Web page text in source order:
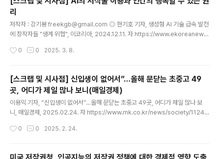
강화하는 정부의 세제 개편안에 대해 여당이 재검토에 들어간 것은 이재..
리
저작자 : 강기봉 freekgb@gmail.com ◎ 현기호 기자, 생성형 AI 기술 급속 발전
에 창작자들 "생계 위협", 이코리아, 2024.12.11. 자 https://www.ekoreanews.
의체 “TDM 면책 규정 도입 필요”, 헤럴드경제, 2024.12.13 자 https://biz.heral
ext and Data Mining, TDM)과 생성형 AI의 산출물은 단순한 통계적 자료와 기존
작품의 기법이나 내용..
0 0 2025. 3. 8.
[스크랩 및 시사점] 신입생이 없어서”…올해 문닫는 초중고 49
곳, 어디가 제일 많나 보니(매일경제)
이용익 기자, “신입생이 없어서”…올해 문닫는 초중고 49곳, 어디가 제일 많나 보
니, 매일경제, 2025.02.24. 자 https://www.mk.co.kr/news/society/11248
제저출생에 따른 학령인구 감소로 올해 문을 닫는 전국 초중고가 49곳에 이르는 곳
게 늘며 앞으로도 문을 닫는www.mk.co.kr 초중고 폐교가 늘고 있다는 점은 이미
0 0 2025. 2. 24.